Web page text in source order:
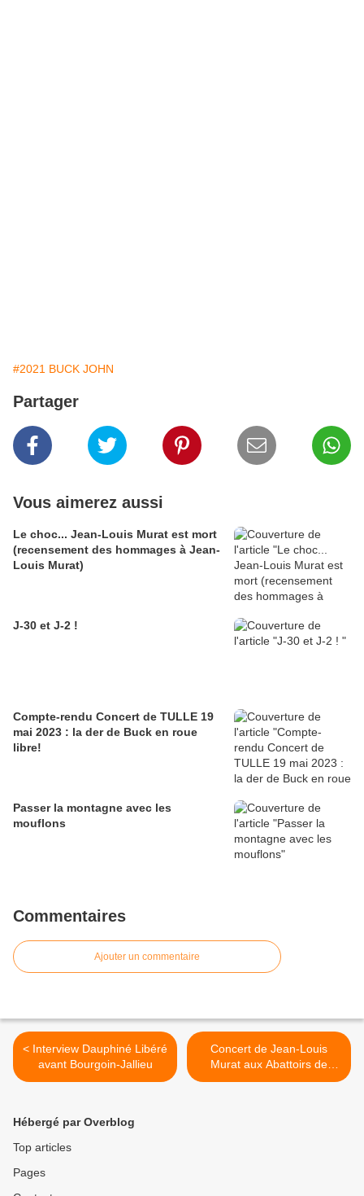
#2021 BUCK JOHN
Partager
Vous aimerez aussi
Le choc... Jean-Louis Murat est mort
(recensement des hommages à Jean-
Louis Murat)
J-30 et J-2 !
Compte-rendu Concert de TULLE 19
mai 2023 : la der de Buck en roue
libre!
Passer la montagne avec les
mouflons
Commentaires
Ajouter un commentaire
< Interview Dauphiné Libéré
avant Bourgoin-Jallieu
Concert de Jean-Louis
Murat aux Abattoirs de
Bourgoin-Jallieu,
Hébergé par Overblog
Top articles
Pages